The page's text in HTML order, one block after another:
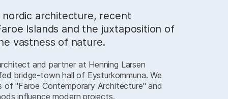
architecture, recent
Islands and the juxtaposition of
vastness of nature.
and partner at Henning Larsen
bridge-town hall of Eysturkommuna. We
of "Faroe Contemporary Architecture" and
influence modern projects.